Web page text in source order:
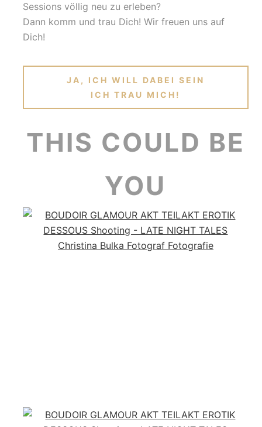
Sessions völlig neu zu erleben?
Dann komm und trau Dich! Wir freuen uns auf
Dich!
JA, ICH WILL DABEI SEIN
ICH TRAU MICH!
THIS COULD BE
YOU